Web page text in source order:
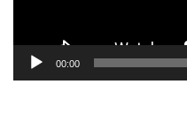
00:00